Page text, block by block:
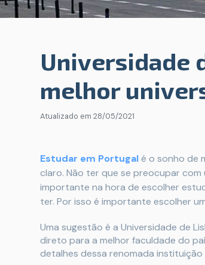
Universidade
melhor
Atualizado em 28/05/2021
Estudar em Portugalé o sonho de
claro. Não ter que se preocupar com
importante na hora de escolher
ter. Por isso é importante escolher
Uma sugestão é a Universidade de
direto para a melhor faculdade do
detalhes dessa renomada